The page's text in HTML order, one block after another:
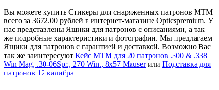
Вы можете купить Стикеры для снаряженных патронов MTM
всего за 3672.00 рублей в интернет-магазине Opticspremium. У
нас представлены Ящики для патронов с описаниями, а так
же подробные характеристики и фотографии. Мы предлагаем
Ящики для патронов с гарантией и доставкой. Возможно Вас
так же заинтересуют Кейс MTM для 20 патронов .300 & .338
Win Mag, .30-06Spr., 270 Win., 8x57 Mauserили Подставка для
патронов 12 калибра.